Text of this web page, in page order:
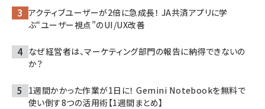
アクティブユーザーが2倍に急成長！ JA共済アプリに学
ぶ“ユーザー視点”のUI/UX改善
なぜ経営者は、マーケティング部門の報告に納得できないの
か？
1週間かかった作業が1日に！ Gemini Notebookを無料で
使い倒す8つの活用術【1週間まとめ】